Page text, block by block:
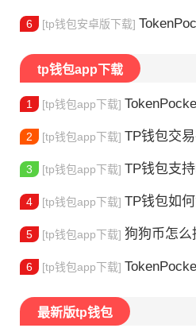
6 [tp钱包安卓版下载] TokenPocket
tp钱包app下载
1 [tp钱包app下载] TokenPocket使
2 [tp钱包app下载] TP钱包交易视
3 [tp钱包app下载] TP钱包支
4 [tp钱包app下载] TP钱包如何添
5 [tp钱包app下载] 狗狗币怎么提
6 [tp钱包app下载]
最新版tp钱包